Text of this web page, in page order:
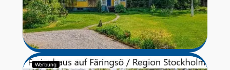
Werbung